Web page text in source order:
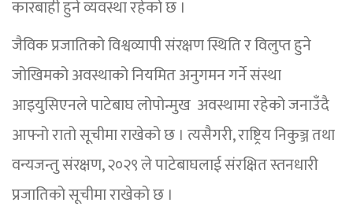
कारबाही हुने व्यवस्था रहेको छ ।
जैविक प्रजातिको विश्वव्यापी संरक्षण स्थिति र विलुप्त हुने
जोखिमको अवस्थाको नियमित अनुगमन गर्ने संस्था
आइयुसिएनले पाटेबाघ लोपोन्मुख अवस्थामा रहेको जनाउँदै
आफ्नो रातो सूचीमा राखेको छ । त्यसैगरी, राष्ट्रिय निकुञ्ज तथा
वन्यजन्तु संरक्षण, २०२९ ले पाटेबाघलाई संरक्षित स्तनधारी
प्रजातिको सूचीमा राखेको छ ।